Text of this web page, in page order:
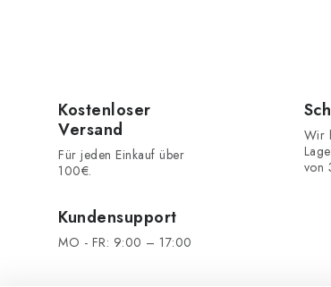
Kostenloser
Versand
Für jeden Einkauf über
100€.
Wir
von
Kundensupport
MO - FR: 9:00 – 17:00